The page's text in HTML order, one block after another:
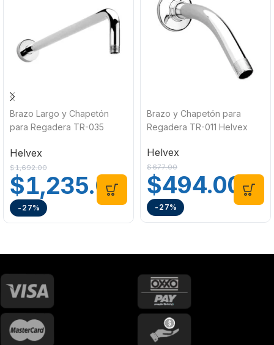
Brazo Largo y Chapetón
para Regadera TR-035
Helvex
$1,692.00
$1,235.00
-27%
Brazo y Chapetón para
Regadera TR-011 Helvex
Helvex
$677.00
$494.00
-27%